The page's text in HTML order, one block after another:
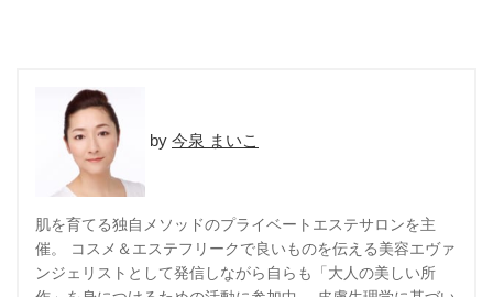
今泉 まいこ
肌を育てる独自メソッドのプライベートエステサロンを主
催。 コスメ＆エステフリークで良いものを伝える美容エヴァ
ンジェリストとして発信しながら自らも「大人の美しい所